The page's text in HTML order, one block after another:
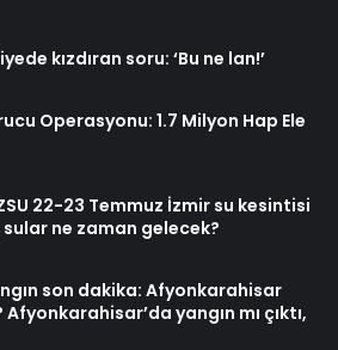
kızdıran soru: ‘Bu ne lan!’
Operasyonu: 1.7 Milyon Hap Ele
22-23 Temmuz İzmir su kesintisi
ne zaman gelecek?
son dakika: Afyonkarahisar
yangın mı çıktı,